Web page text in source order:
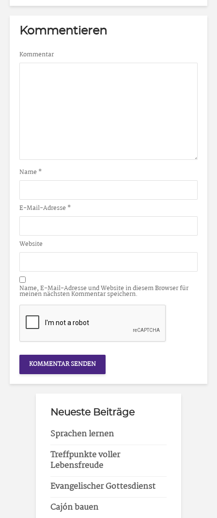
Kommentieren
Kommentar
Name *
E-Mail-Adresse *
Website
Name, E-Mail-Adresse und Website in diesem Browser für
meinen nächsten Kommentar speichern.
Neueste Beiträge
Sprachen lernen
Treffpunkte voller
Lebensfreude
Evangelischer Gottesdienst
Cajón bauen